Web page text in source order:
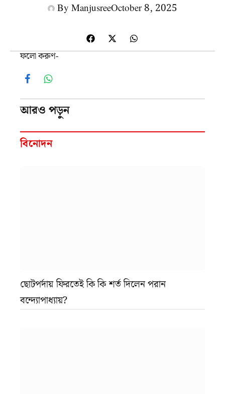
ByManjusreeOctober 8, 2025
ফলো করুণ-
FacebookWhatsApp
আরও পড়ুন
বিনোদন
ছোটপর্দায় ফিরতেই কি কি শর্ত দিলেন পরান
বন্দ্যোপাধ্যায়?